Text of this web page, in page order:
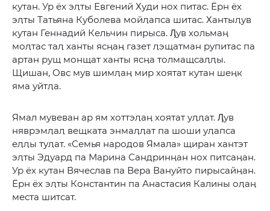
кутан. Ур ёх эӆты Евгений Худи нох питас. Ёрн ёх
эӆты Татьяна Куболева мойӆапса шитас. Хантыӆув
кутан Геннадий Кельчин пирыса. Ӆув хольмаӊ
моӆтас таӆ ханты ясӊаӊ газет ӆэщатман рупитас па
артан рущ монщат ханты ясӊа толмащсаӆӆы.
Щишан, Овс мув шимӆаӊ мир хоятат кутан шеӊк
яма уйтӆа.
Ямал мувеван ар ям хоттэӆаӊ хоятат уӆӆат. Ӆув
няврэмӆаӆ вещката энмаӆӆат па шоши уӆапса
еӆӆы туӆат. «Семья народов Ямала» щиран хантэт
эӆты Эдуард па Марина Сандринӊан нох питсаӊан.
Ур ёх кутан Вячеслав па Вера Вануйто пирысайӊан.
Ёрн ёх эӆты Константин па Анастасия Калины оӆаӊ
места шитсат.